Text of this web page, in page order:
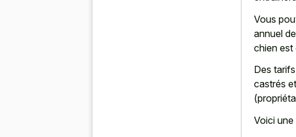
Vous
annuel
chien est
Des
castrés
Voici